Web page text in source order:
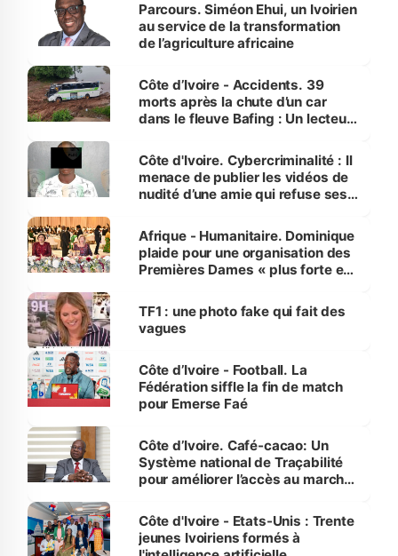
Parcours. Siméon Ehui, un Ivoirien
au service de la transformation
de l’agriculture africaine
Côte d’Ivoire - Accidents. 39
morts après la chute d’un car
dans le fleuve Bafing : Un lecteur
des Transports
Côte d'Ivoire. Cybercriminalité : Il
menace de publier les vidéos de
nudité d’une amie qui refuse ses
Afrique - Humanitaire. Dominique
plaide pour une organisation des
Premières Dames « plus forte et
sur la scène internationale »
TF1 : une photo fake qui fait des
vagues
Côte d’Ivoire - Football. La
Fédération siffle la fin de match
pour Emerse Faé
Côte d’Ivoire. Café-cacao: Un
Système national de Traçabilité
pour améliorer l’accès au marché
Côte d'Ivoire - Etats-Unis : Trente
jeunes Ivoiriens formés à